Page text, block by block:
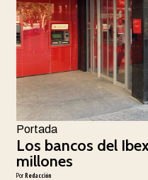
Portada
Los bancos del
millones
PorRedacción